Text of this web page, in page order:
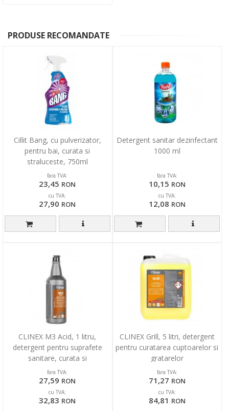
PRODUSE RECOMANDATE
Cillit Bang, cu pulverizator,
pentru bai, curata si
straluceste, 750ml
fara TVA:
23,45 RON
cu TVA:
27,90 RON
Detergent sanitar dezinfectant
1000 ml
fara TVA:
10,15 RON
cu TVA:
12,08 RON
CLINEX M3 Acid, 1 litru,
detergent pentru suprafete
sanitare, curata si
neutralizeaza suprafetele
fara TVA:
27,59 RON
cu TVA:
32,83 RON
CLINEX Grill, 5 litri, detergent
pentru curatarea cuptoarelor si
gratarelor
fara TVA:
71,27 RON
cu TVA:
84,81 RON